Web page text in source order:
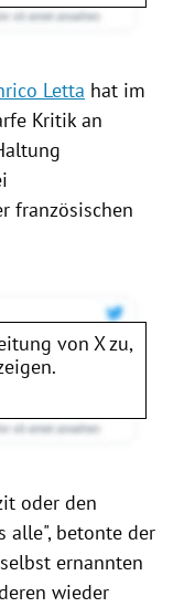
Letta hat im
Kritik an
französischen
von Xzu,
oder den
alle", betonte der
ernannten
wieder